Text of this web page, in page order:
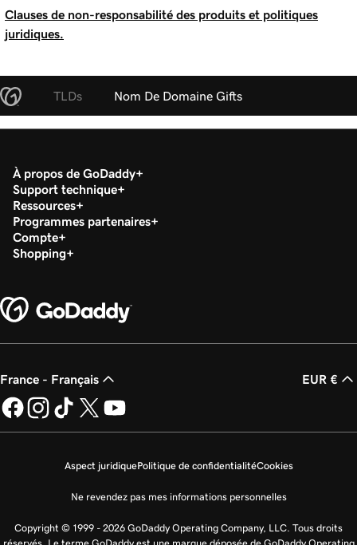
Clauses de non-responsabilité des produits et politiques
juridiques.
TLDs Nom De Domaine Gifts
À propos de GoDaddy
Support technique
Ressources
Programmes partenaires
Compte
Shopping
France - Français EUR €
Aspect juridiquePolitique de confidentialitéCookies
Ne revendez pas mes informations personnelles
Copyright © 1999 - 2026 GoDaddy Operating Company, LLC. Tous droits